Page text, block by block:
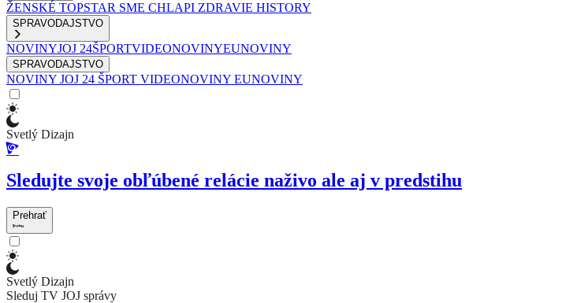
ŽENSKÉ TOPSTAR SME CHLAPI ZDRAVIE HISTORY
SPRAVODAJSTVO
NOVINYJOJ 24ŠPORTVIDEONOVINYEUNOVINY
SPRAVODAJSTVO
NOVINY JOJ 24 ŠPORT VIDEONOVINY EUNOVINY
Svetlý Dizajn
Sledujte svoje obľúbené relácie naživo ale aj v predstihu
Prehrať
Svetlý Dizajn
Sleduj TV JOJ správy